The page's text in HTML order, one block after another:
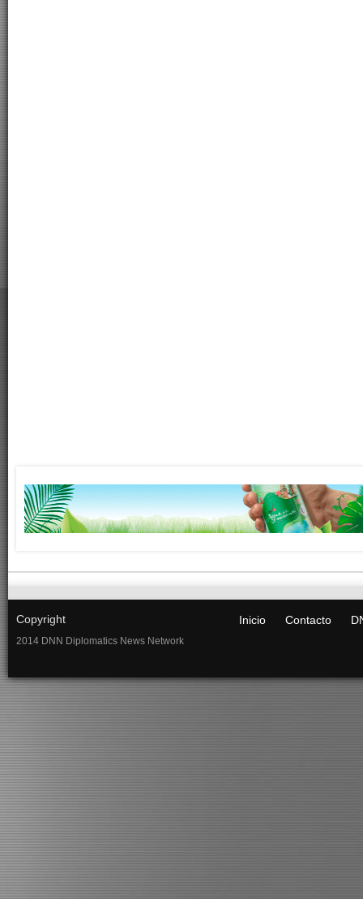
Copyright
2014 DNN Diplomatics News Network
Inicio Contacto